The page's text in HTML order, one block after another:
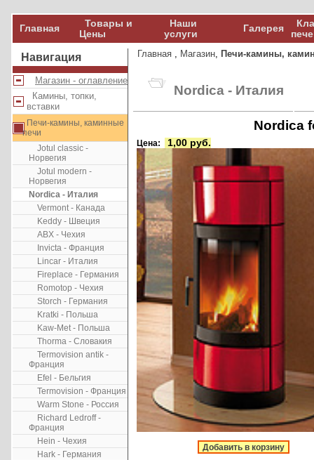
Главная
Товары и
Цены
Наши
услуги
Галерея
Навигация
Магазин - оглавление
Камины, топки,
вставки
Печи-камины, каминные
печи
Jotul classic -
Норвегия
Jotul modern -
Норвегия
Nordica - Италия
Vermont - Канада
Keddy - Швеция
ABX - Чехия
Invicta - Франция
Lincar - Италия
Fireplace - Германия
Romotop - Чехия
Storch - Германия
Kratki - Польша
Kaw-Met - Польша
Thorma - Словакия
Termovision antik -
Франция
Efel - Бельгия
Termovision - Франция
Warm Stone - Россия
Richard Ledroff -
Франция
Hein - Чехия
Hark - Германия
Главная , Магазин, Печи-камины,
Nordica - Италия
Nordica
Цена: 1,00 руб.
Добавить в корзину